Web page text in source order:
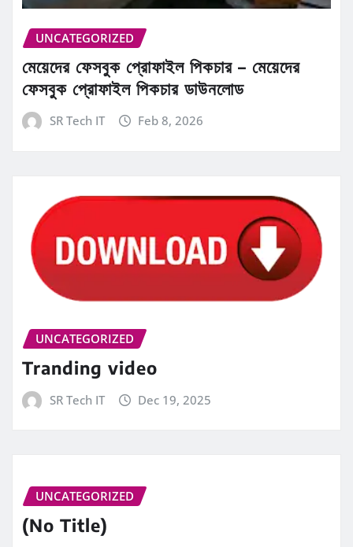
UNCATEGORIZED
মেয়েদের ফেসবুক প্রোফাইল পিকচার – মেয়েদের
ফেসবুক প্রোফাইল পিকচার ডাউনলোড
SR Tech IT Feb 8, 2026
UNCATEGORIZED
Tranding video
SR Tech IT Dec 19, 2025
UNCATEGORIZED
(No Title)